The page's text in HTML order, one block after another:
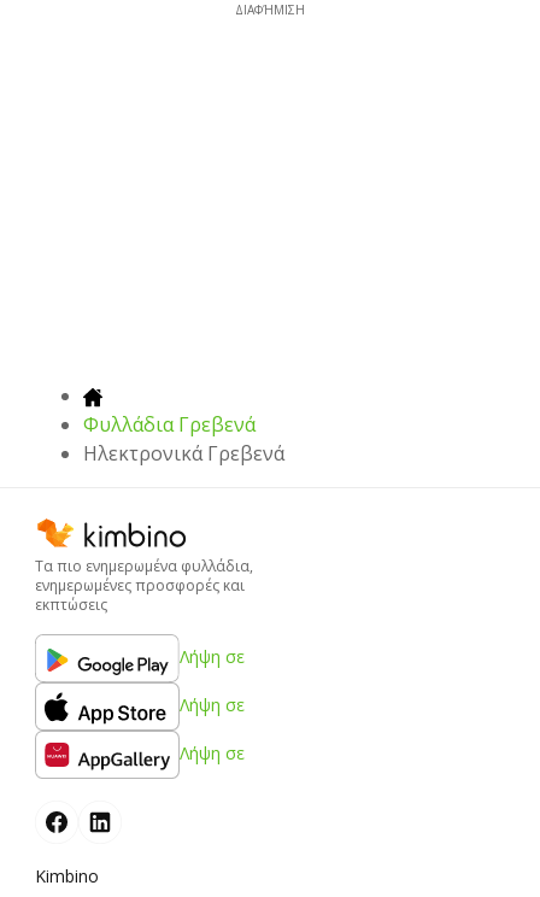
ΔΙΑΦΉΜΙΣΗ
Φυλλάδια Γρεβενά
Hλεκτρονικά Γρεβενά
Τα πιο ενημερωμένα φυλλάδια,
ενημερωμένες προσφορές και
εκπτώσεις
Λήψη σε
Λήψη σε
Λήψη σε
Kimbino